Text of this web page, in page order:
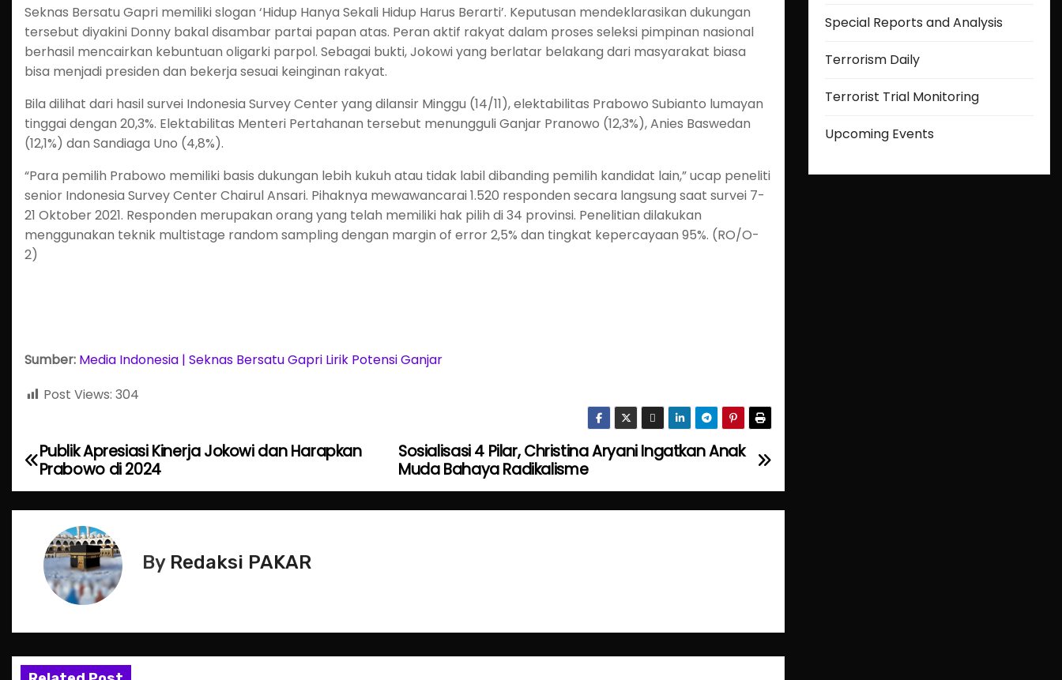
Seknas Bersatu Gapri memiliki slogan ‘Hidup Hanya Sekali Hidup Harus Berarti’. Keputusan mendeklarasikan dukungan
tersebut diyakini Donny bakal disambar partai papan atas. Peran aktif rakyat dalam proses seleksi pimpinan nasional
berhasil mencairkan kebuntuan oligarki parpol. Sebagai bukti, Jokowi yang berlatar belakang dari masyarakat biasa
bisa menjadi presiden dan bekerja sesuai keinginan rakyat.
Bila dilihat dari hasil survei Indonesia Survey Center yang dilansir Minggu (14/11), elektabilitas Prabowo Subianto lumayan
tinggai dengan 20,3%. Elektabilitas Menteri Pertahanan tersebut menungguli Ganjar Pranowo (12,3%), Anies Baswedan
(12,1%) dan Sandiaga Uno (4,8%).
“Para pemilih Prabowo memiliki basis dukungan lebih kukuh atau tidak labil dibanding pemilih kandidat lain,” ucap peneliti
senior Indonesia Survey Center Chairul Ansari. Pihaknya mewawancarai 1.520 responden secara langsung saat survei 7-
21 Oktober 2021. Responden merupakan orang yang telah memiliki hak pilih di 34 provinsi. Penelitian dilakukan
menggunakan teknik multistage random sampling dengan margin of error 2,5% dan tingkat kepercayaan 95%. (RO/O-
2)
Sumber: Media Indonesia | Seknas Bersatu Gapri Lirik Potensi Ganjar
Post Views: 304
P
o
v
Sosialisasi 4 Pilar, Christina Aryani Ingatkan Anak
Muda Bahaya Radikalisme
Publik Apresiasi Kinerja Jokowi dan Harapkan
Prabowo di 2024
By Redaksi PAKAR
Special Reports and Analysis
Terrorism Daily
Terrorist Trial Monitoring
Upcoming Events